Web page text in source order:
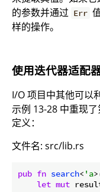
的参数并通过 Err
样的操作。
使用迭代器适配
I/O 项目中其他可以
示例 13-28 中重现
定义：
文件名: src/lib.rs
pub fn search< 'a
let mut